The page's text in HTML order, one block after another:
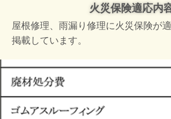
火災保険適応内
屋根修理、雨漏り修理に火災保険が
掲載しています。